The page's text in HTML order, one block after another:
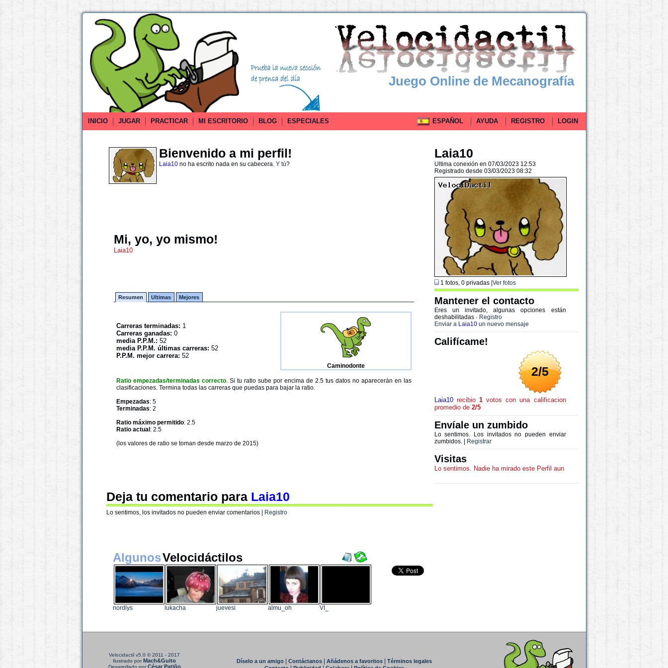
Juego Online de Mecanografía
INICIO JUGAR PRACTICAR MI ESCRITORIO BLOG ESPECIALES ESPAÑOL AYUDA REGISTRO LOGIN
Bienvenido a mi perfil!
Laia10no ha escrito nada en su cabecera. Y tú?
Mi, yo, yo mismo!
Laia10
Resumen Ultimas Mejores
Carreras terminadas: 1
Carreras ganadas: 0
media P.P.M.: 52
media P.P.M. últimas carreras: 52
P.P.M. mejor carrera: 52
Caminodonte
Ratio empezadas/terminadas correcto. Si tu ratio sube por encima de 2.5 tus datos no aparecerán en las
clasificaciones. Termina todas las carreras que puedas para bajar la ratio.
Empezadas: 5
Terminadas: 2
Ratio máximo permitido: 2.5
Ratio actual : 2.5
(los valores de ratio se toman desde marzo de 2015)
Deja tu comentario para Laia10
Lo sentimos, los invitados no pueden enviar comentarios | Registro
Laia10
Ultima conexión en 07/03/2023 12:53
Registrado desde 03/03/2023 08:32
1 fotos, 0 privadas | Ver fotos
Mantener el contacto
Eres un invitado, algunas opciones están
deshabilitadas · Registro
Enviar a Laia10un nuevo mensaje
Califícame!
2/5
Laia10recibio 1votos con una calificacion
promedio de 2/5
Envíale un zumbido
Lo sentimos. Los invitados no pueden enviar
zumbidos. |
Registrar
Visitas
Lo sentimos. Nadie ha mirado este Perfil aun
AlgunosVelocidáctilos
nordlys lukacha juevesi almu_oh VI_
Velocidactil v5.0 © 2011 - 2017
Ilustrado porMach&Guito
Desarrollado porCésar Patiño
Díselo a un amigo| Contáctanos| Añádenos a favoritos|
Términos legales